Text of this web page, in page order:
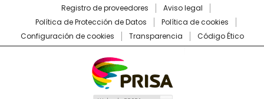
Registro de proveedores
Aviso legal
Política de Protección de Datos
Política de cookies
Configuración de cookies
Transparencia Código Ético